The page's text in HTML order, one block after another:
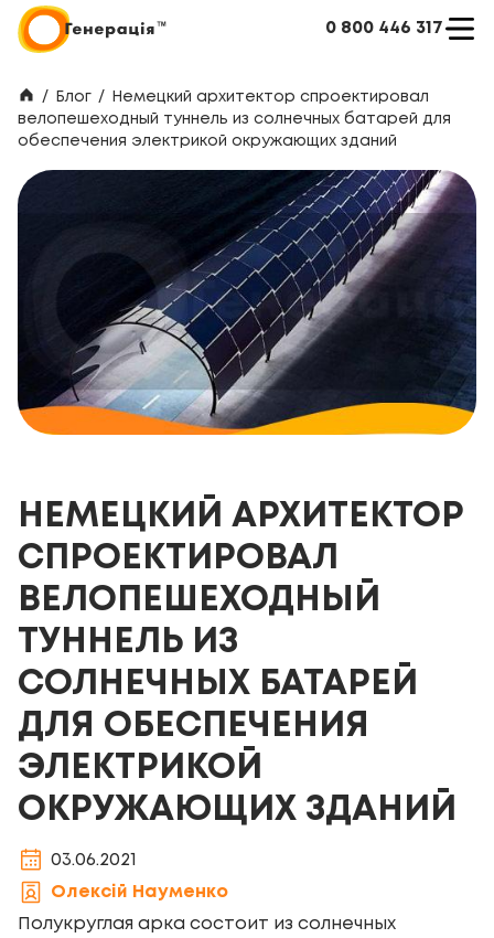
0 800 446 317
/ Блог /
Немецкий архитектор спроектировал
велопешеходный туннель из солнечных батарей для
обеспечения электрикой окружающих зданий
НЕМЕЦКИЙ АРХИТЕКТОР
СПРОЕКТИРОВАЛ
ВЕЛОПЕШЕХОДНЫЙ
ТУННЕЛЬ ИЗ
СОЛНЕЧНЫХ БАТАРЕЙ
ДЛЯ ОБЕСПЕЧЕНИЯ
ЭЛЕКТРИКОЙ
ОКРУЖАЮЩИХ ЗДАНИЙ
03.06.2021
Олексій Науменко
Полукруглая арка состоит из солнечных